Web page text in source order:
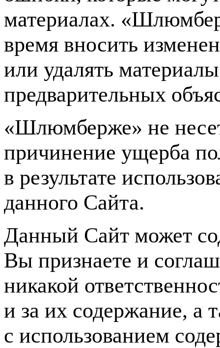
материалах.
время вносить
или удалять
предварительных
«Шлюмберже» не
причинение ущерба
в результате
данного Сайта.
Данный Сайт может
Вы признаете и
никакой
и за их содержание, а
с использованием